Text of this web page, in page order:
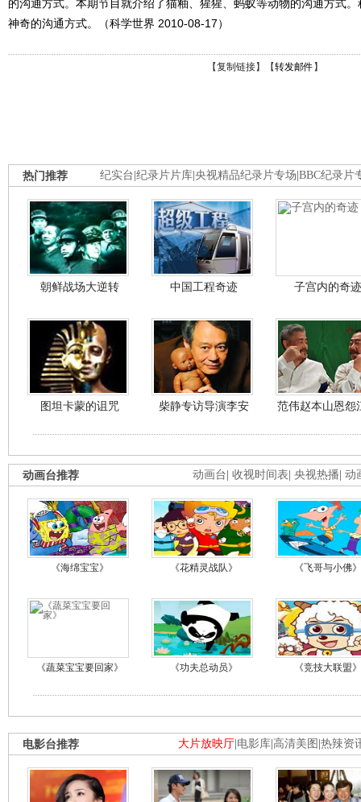
的沟通方式。本期节目就介绍了猫釉、猩猩、蚂蚁等动物的沟通方式
神奇的沟通方式。（科学世界 2010-08-17）
【复制链接】【转发邮件 】
纪实台 纪录片片库 央视精品纪录片专场 BBC纪录片
热门推荐
朝鲜战场大逆转 中国工程奇迹 子宫内的奇迹
图坦卡蒙的诅咒 柴静专访导演李安 范伟赵本山恩怨
动画台 收视时间表 央视热播 动
动画台推荐
《海绵宝宝》 《花精灵战队》 《飞哥与小佛》
《蔬菜宝宝要回家》 《功夫总动员》 《竞技大联盟》
大片放映厅 电影库 高清美图 热辣资
电影台推荐